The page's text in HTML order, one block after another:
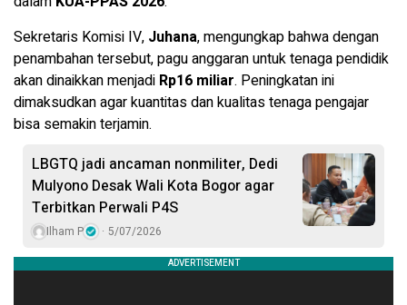
Sekretaris Komisi IV, Juhana, mengungkap bahwa dengan
penambahan tersebut, pagu anggaran untuk tenaga pendidik
akan dinaikkan menjadi Rp16 miliar. Peningkatan ini
dimaksudkan agar kuantitas dan kualitas tenaga pengajar
bisa semakin terjamin.
LBGTQ jadi ancaman nonmiliter, Dedi
Mulyono Desak Wali Kota Bogor agar
Terbitkan Perwali P4S
Ilham P 5/07/2026